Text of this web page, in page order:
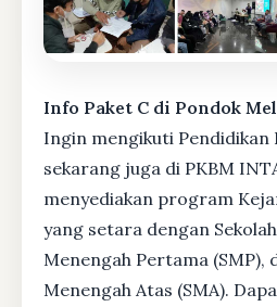
Info Paket C di Pondok
Ingin mengikuti
sekarang juga di PKBM
menyediakan program
yang setara dengan
Menengah Pertama (SMP),
Menengah Atas (SMA).